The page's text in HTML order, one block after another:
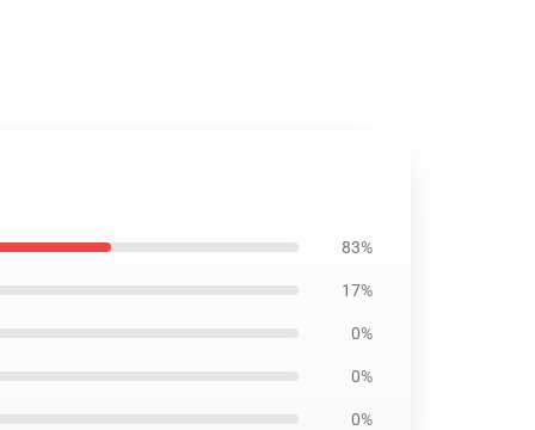
83%
17%
0%
0%
0%